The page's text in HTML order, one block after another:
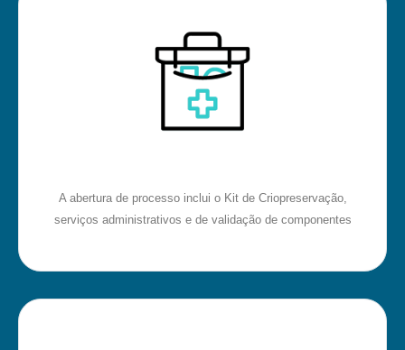
A abertura de processo inclui o Kit de Criopreservação,
serviços administrativos e de validação de componentes